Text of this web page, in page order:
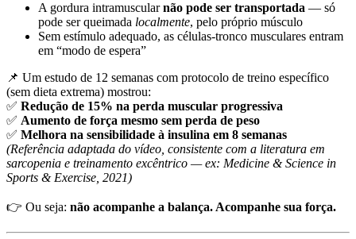
A gordura intramuscularnão pode ser transportada — só
pode ser queimada localmente, pelo próprio músculo
Sem estímulo adequado, as células-tronco musculares entram
em “modo de espera”
📌 Um estudo de 12 semanas com protocolo de treino específico
(sem dieta extrema) mostrou:
✅ Redução de 15% na perda muscular progressiva
✅ Aumento de força mesmo sem perda de peso
✅ Melhora na sensibilidade à insulina em 8 semanas
(Referência adaptada do vídeo, consistente com a literatura em
sarcopenia e treinamento excêntrico — ex: Medicine & Science in
Sports & Exercise , 2021)
👉 Ou seja: não acompanhe a balança. Acompanhe sua força.